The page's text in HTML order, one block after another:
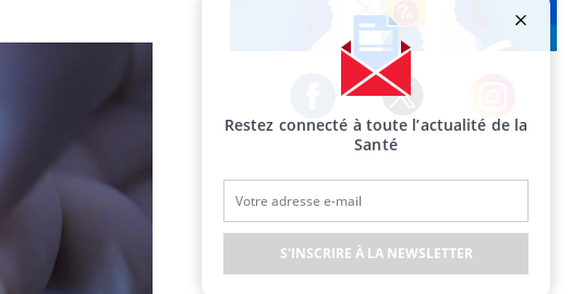
Facebook Twitter Instagram
Restez connecté à toute l’actualité de la
Santé
S'INSCRIRE À LA NEWSLETTER